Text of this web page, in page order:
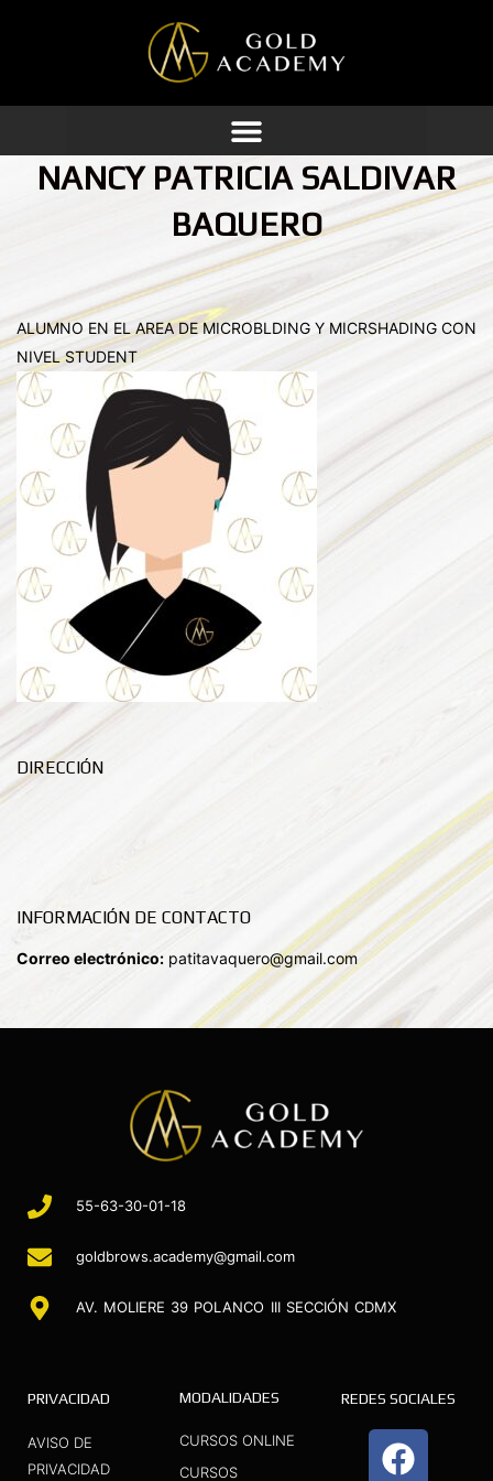
contenido
NANCY PATRICIA SALDIVAR
BAQUERO
ALUMNO EN EL AREA DE MICROBLDING Y MICRSHADING CON
NIVEL STUDENT
DIRECCIÓN
INFORMACIÓN DE CONTACTO
Correo electrónico: patitavaquero@gmail.com
55-63-30-01-18
goldbrows.academy@gmail.com
AV. MOLIERE 39 POLANCO III SECCIÓN CDMX
PRIVACIDAD
AVISO DE
PRIVACIDAD
MODALIDADES
CURSOS ONLINE
CURSOS
REDES SOCIALES
F
I
Y